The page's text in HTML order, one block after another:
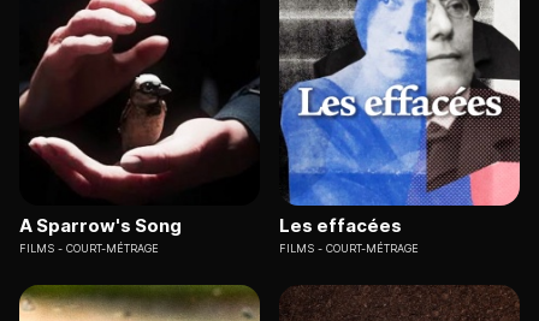
A Sparrow's Song
FILMS COURT-MÉTRAGE
Les effacées
FILMS COURT-MÉTRAGE